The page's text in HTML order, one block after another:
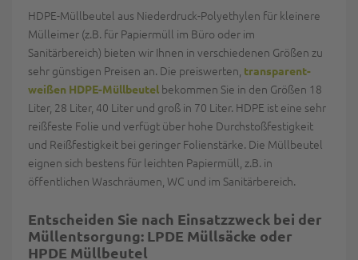
HDPE-Müllbeutel aus Niederdruck-Polyethylen für kleinere
Mülleimer (z.B. für Papiermüll im Büro oder im
Sanitärbereich) bieten wir Ihnen in verschiedenen Größen zu
sehr günstigen Preisen an. Die preiswerten, transparent-
weißen HDPE-Müllbeutel bekommen Sie in den Größen 18
Liter, 28 Liter, 40 Liter und groß in 70 Liter. HDPE ist eine sehr
reißfeste Folie und verfügt über hohe Durchstoßfestigkeit
und Reißfestigkeit bei geringer Folienstärke. Die Müllbeutel
eignen sich bestens für leichten Papiermüll, z.B. in
öffentlichen Waschräumen, WC und im Sanitärbereich.
Entscheiden Sie nach Einsatzzweck bei der
Müllentsorgung: LPDE Müllsäcke oder
HPDE Müllbeutel